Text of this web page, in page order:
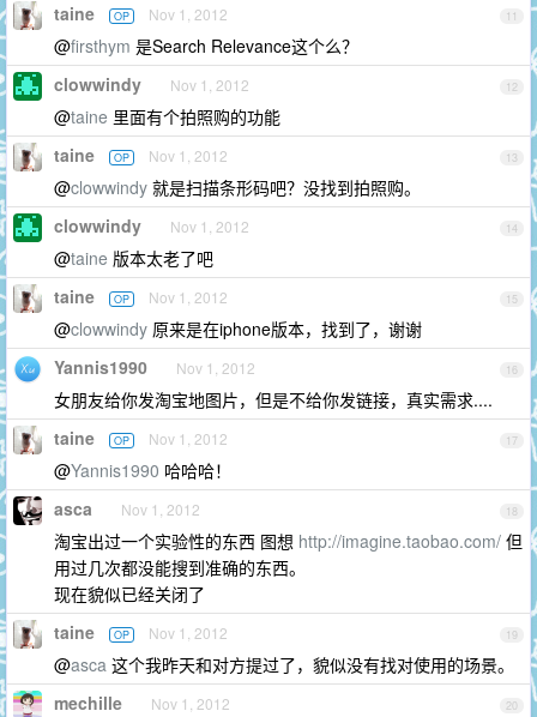
11
taine OP Nov 1, 2012
@firsthym 是Search Relevance这个么？
12
clowwindy Nov 1, 2012
@taine 里面有个拍照购的功能
13
taine OP Nov 1, 2012
@clowwindy 就是扫描条形码吧？没找到拍照购。
14
clowwindy Nov 1, 2012
@taine 版本太老了吧
15
taine OP Nov 1, 2012
@clowwindy 原来是在iphone版本，找到了，谢谢
16
Yannis1990 Nov 1, 2012
女朋友给你发淘宝地图片，但是不给你发链接，真实需求....
17
taine OP Nov 1, 2012
@Yannis1990 哈哈哈！
18
asca Nov 1, 2012
淘宝出过一个实验性的东西 图想 http://imagine.taobao.com/ 但
用过几次都没能搜到准确的东西。
现在貌似已经关闭了
19
taine OP Nov 1, 2012
@asca 这个我昨天和对方提过了，貌似没有找对使用的场景。
20
mechille Nov 1, 2012